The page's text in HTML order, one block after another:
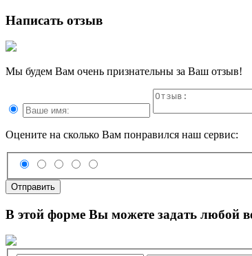
Написать отзыв
Мы будем Вам очень признательны за Ваш отзыв!
Оцените на сколько Вам понравился наш сервис:
Отправить
В этой форме Вы можете задать любой